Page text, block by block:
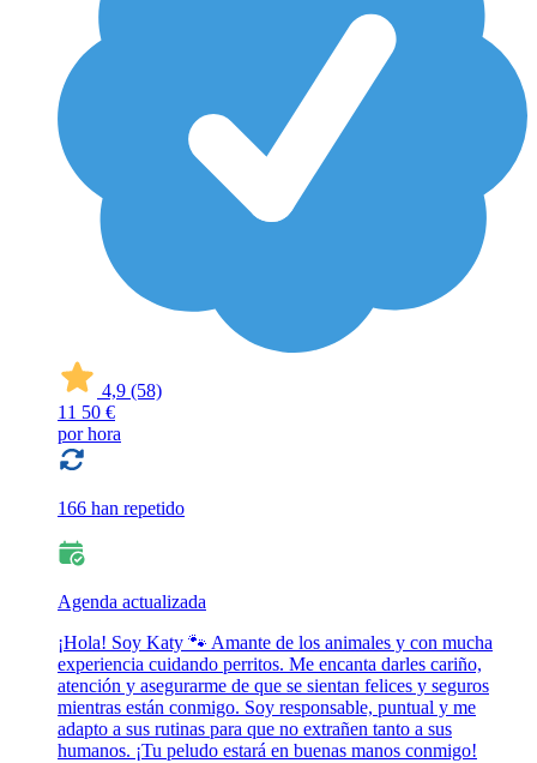
4,9 (58)
11 50 €
por hora
166 han repetido
Agenda actualizada
¡Hola! Soy Katy 🐾 Amante de los animales y con mucha
experiencia cuidando perritos. Me encanta darles cariño,
atención y asegurarme de que se sientan felices y seguros
mientras están conmigo. Soy responsable, puntual y me
adapto a sus rutinas para que no extrañen tanto a sus
humanos. ¡Tu peludo estará en buenas manos conmigo!